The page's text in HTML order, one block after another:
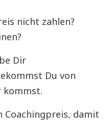
nicht zahlen?
Dir
Du von
kommst.
Coachingpreis, damit